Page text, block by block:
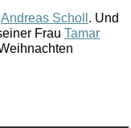
Andreas Scholl . Und
Frau Tamar